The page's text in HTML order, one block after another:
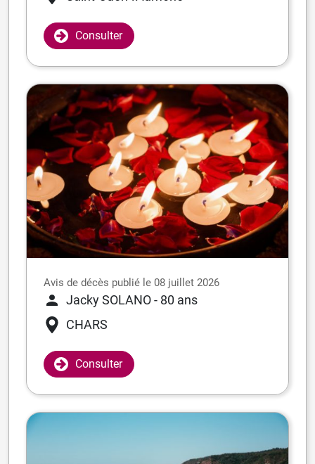
Consulter
Avis de décès publié le 08 juillet 2026
Jacky SOLANO- 80 ans
CHARS
Consulter